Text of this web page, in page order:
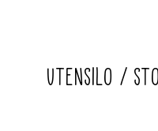
UTENSILO /